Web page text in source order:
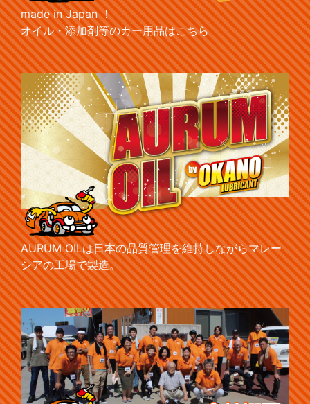
made in Japan ！
オイル・添加剤等のカー用品はこちら
AURUM OILは日本の品質管理を維持しながらマレー
シアの工場で製造。